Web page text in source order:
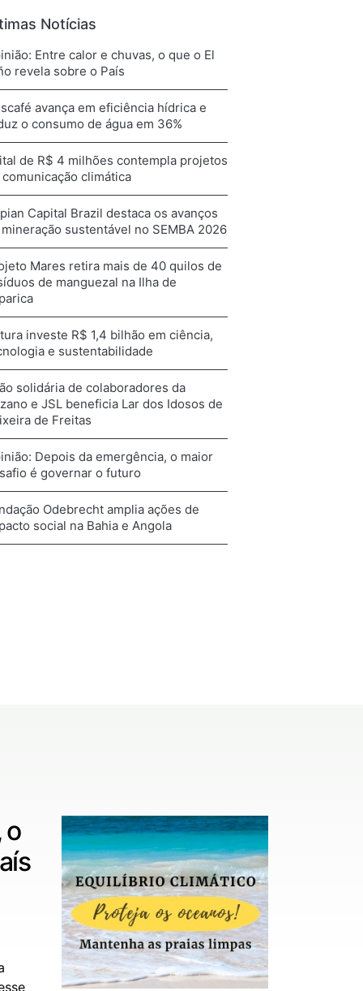
Notícias
Entre calor e chuvas, o que o El
revela sobre o País
avança em eficiência hídrica e
o consumo de água em 36%
de R$ 4 milhões contempla projetos
climática
Capital Brazil destaca os avanços
sustentável no SEMBA 2026
Mares retira mais de 40 quilos de
de manguezal na Ilha de
investe R$ 1,4 bilhão em ciência,
e sustentabilidade
solidária de colaboradores da
e JSL beneficia Lar dos Idosos de
de Freitas
Depois da emergência, o maior
é governar o futuro
Odebrecht amplia ações de
social na Bahia e Angola
o